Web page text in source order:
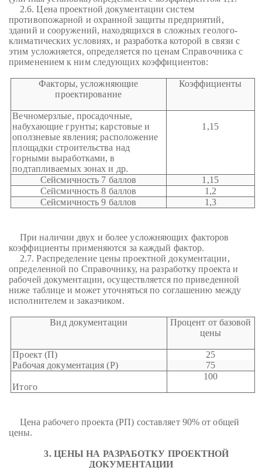
2.6. Цена проектной документации систем
противопожарной и охранной защиты предприятий,
зданий и сооружений, находящихся в сложных геолого-
климатических условиях, и разработка которой в связи с
этим усложняется, определяется по ценам Справочника с
применением к ним следующих коэффициентов:
Факторы, усложняющие
проектирование
Коэффициенты
Вечномерзлые, просадочные,
набухающие грунты; карстовые и
оползневые явления; расположение
площадки строительства над
горными выработками, в
подтапливаемых зонах и др.
1,15
Сейсмичность 7 баллов
1,15
Сейсмичность 8 баллов
1,2
Сейсмичность 9 баллов
1,3
При наличии двух и более усложняющих факторов
коэффициенты применяются за каждый фактор.
2.7. Распределение цены проектной документации,
определенной по Справочнику, на разработку проекта и
рабочей документации, осуществляется по приведенной
ниже таблице и может уточняться по соглашению между
исполнителем и заказчиком.
Вид документации
Процент от базовой
цены
Проект (П)
25
Рабочая документация (Р)
75
Итого
100
Цена рабочего проекта (РП) составляет 90% от общей
цены.
3. ЦЕНЫ НА РАЗРАБОТКУ ПРОЕКТНОЙ
ДОКУМЕНТАЦИИ